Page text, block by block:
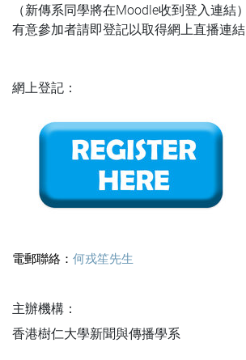
（新傳系同學將在Moodle收到登入連結）
有意參加者請即登記以取得網上直播連結
網上登記：
電郵聯絡： 何戎笙先生
主辦機構：
香港樹仁大學新聞與傳播學系